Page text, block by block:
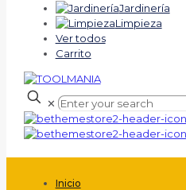
Jardinería
Limpieza
Ver todos
Carrito
✕
Inicio